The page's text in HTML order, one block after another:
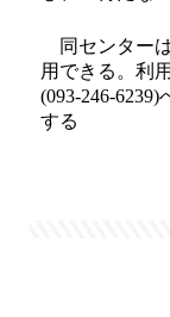
同センター
用できる。利
(093-246-
する